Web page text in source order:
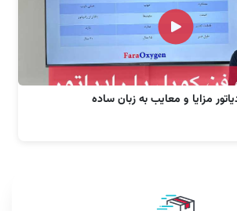
مزایا و معایب به زبان ساده